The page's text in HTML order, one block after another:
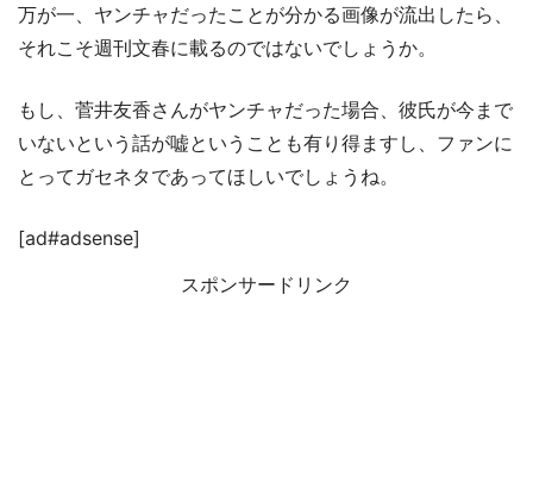
万が一、ヤンチャだったことが分かる画像が流出したら、
それこそ週刊文春に載るのではないでしょうか。
もし、菅井友香さんがヤンチャだった場合、彼氏が今まで
いないという話が嘘ということも有り得ますし、ファンに
とってガセネタであってほしいでしょうね。
[ad#adsense]
スポンサードリンク